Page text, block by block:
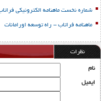
شماره نخست ماهنامه الکترونیکی
ماهنامه فراتاب - راه توسعه اورامانات
نظرات
نام
ایمیل